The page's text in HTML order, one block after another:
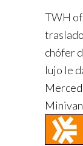
TWH
chófer
lujo le